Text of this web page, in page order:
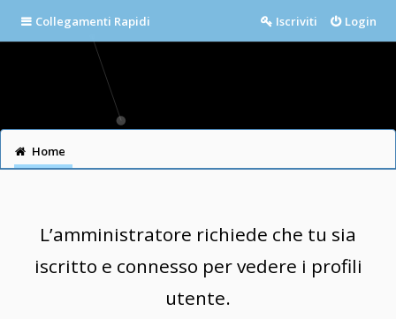
Collegamenti Rapidi Login
Iscriviti
Home
L’amministratore richiede che tu sia
iscritto e connesso per vedere i profili
utente.